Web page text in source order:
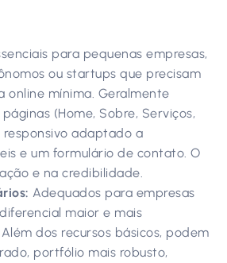
para pequenas empresas,
ou startups que precisam
online mínima. Geralmente
(Home, Sobre, Serviços,
adaptado a
e um formulário de contato. O
e na credibilidade.
Adequados para empresas
maior e mais
dos recursos básicos, podem
portfólio mais robusto,